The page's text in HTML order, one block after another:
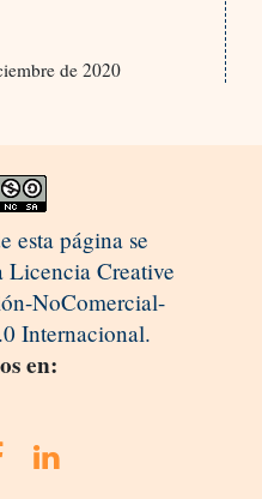
de 2020
esta página se
Licencia Creative
NoComercial-
Internacional.
en: